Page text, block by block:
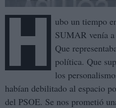
H ubo un tiempo
SUMAR venía
Que
política. Que
los
habían debilitado al espacio
del PSOE. Se nos prometió